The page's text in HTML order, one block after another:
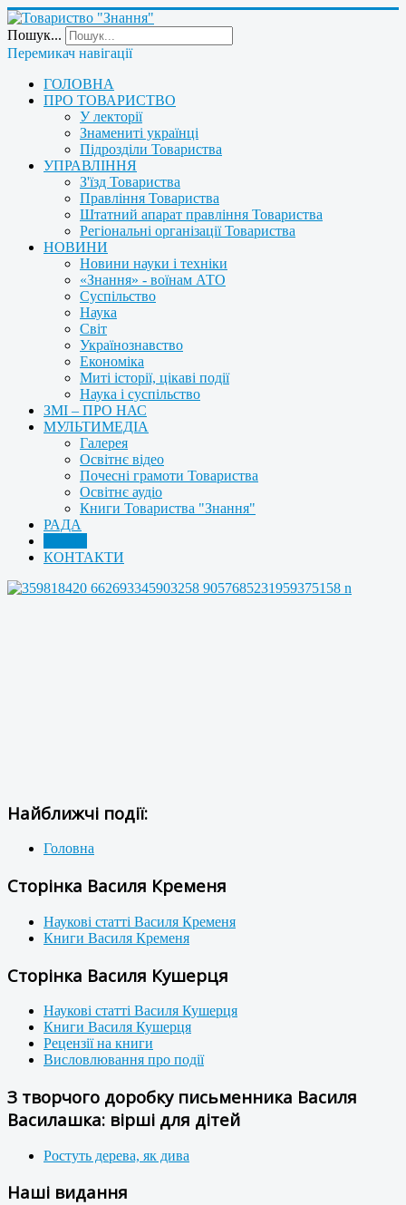
Пошук...
Перемикач навігації
ГОЛОВНА
ПРО ТОВАРИСТВО
У лекторії
Знамениті українці
Підрозділи Товариства
УПРАВЛІННЯ
З'їзд Товариства
Правління Товариства
Штатний апарат правління Товариства
Регіональні організації Товариства
НОВИНИ
Новини науки і техніки
«Знання» - воїнам АТО
Суспільство
Наука
Світ
Українознавство
Економіка
Миті історії, цікаві події
Наука і суспільство
ЗМІ – ПРО НАС
МУЛЬТИМЕДІА
Галерея
Освітнє відео
Почесні грамоти Товариства
Освітнє аудіо
Книги Товариства "Знання"
РАДА
КОНТАКТИ
Найближчі події:
Головна
Сторінка Василя Кременя
Наукові статті Василя Кременя
Книги Василя Кременя
Сторінка Василя Кушерця
Наукові статті Василя Кушерця
Книги Василя Кушерця
Рецензії на книги
Висловлювання про події
З творчого доробку письменника Василя
Василашка: вірші для дітей
Ростуть дерева, як дива
Наші видання